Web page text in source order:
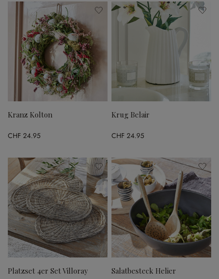
Kranz Kolton
CHF 24.95
Krug Belair
CHF 24.95
Platzset 4er Set Villoray Salatbesteck Helier